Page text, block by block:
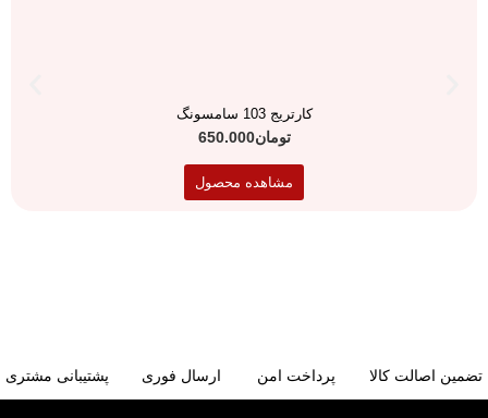
کارتریج 103 سامسونگ
تومان650.000
مشاهده محصول
تضمین اصالت کالا پرداخت امن ارسال فوری پشتیبانی مشتری